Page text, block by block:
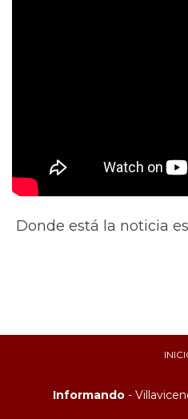
Donde está la noticia
Informando -